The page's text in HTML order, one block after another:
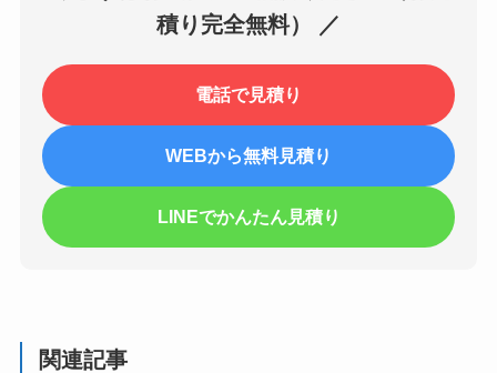
積り完全無料） ／
電話で見積り
WEBから無料見積り
LINEでかんたん見積り
関連記事